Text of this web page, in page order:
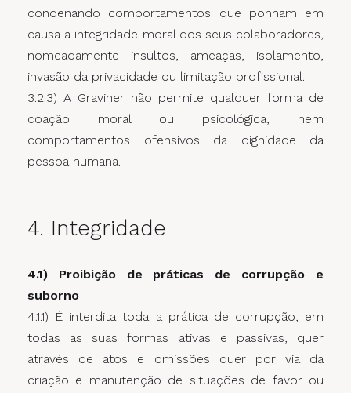
condenando comportamentos que ponham em
causa a integridade moral dos seus colaboradores,
nomeadamente insultos, ameaças, isolamento,
invasão da privacidade ou limitação profissional.
3.2.3) A Graviner não permite qualquer forma de
coação moral ou psicológica, nem
comportamentos ofensivos da dignidade da
pessoa humana.
4. Integridade
4.1) Proibição de práticas de corrupção e
suborno
4.1.1) É interdita toda a prática de corrupção, em
todas as suas formas ativas e passivas, quer
através de atos e omissões quer por via da
criação e manutenção de situações de favor ou